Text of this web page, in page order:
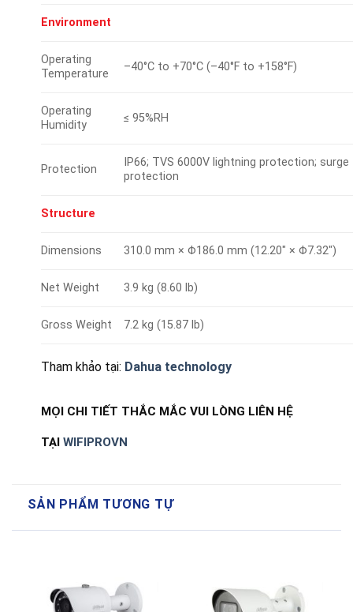
Environment
Operating
Temperature
–40°C to +70°C (–40°F to +158°F)
Operating
Humidity
≤ 95%RH
Protection
IP66; TVS 6000V lightning protection; surge
protection
Structure
Dimensions 310.0 mm × Φ186.0 mm (12.20″ × Φ7.32″)
Net Weight 3.9 kg (8.60 lb)
Gross Weight 7.2 kg (15.87 lb)
Tham khảo tại: Dahua technology
MỌI CHI TIẾT THẮC MẮC VUI LÒNG LIÊN HỆ
TẠI WIFIPROVN
SẢN PHẨM TƯƠNG TỰ